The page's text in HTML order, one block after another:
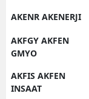
AKENR AKENERJI
AKFGY AKFEN
GMYO
AKFIS AKFEN
INSAAT